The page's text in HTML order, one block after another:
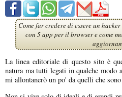
Come far credere di essere un
con 5 app per il browser e come
La linea editoriale di questo sito è
natura ma tutti legati in qualche modo
mi allontanerò un po' da quelli che